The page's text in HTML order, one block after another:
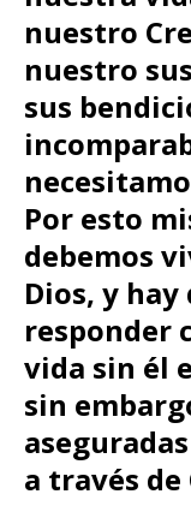
nuestro
nuestro
sus
Por esto
debemos
Dios, y
responder
vida sin él
sin
a través de